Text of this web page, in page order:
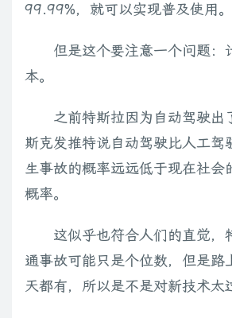
99.99%，就可以实现普及使用。
但是这个要注意一个问题：
本。
之前特斯拉因为自动驾驶出
斯克发推特说自动驾驶比人工驾
生事故的概率远远低于现在社会
概率。
这似乎也符合人们的直觉，
通事故可能只是个位数，但是路
天都有，所以是不是对新技术太